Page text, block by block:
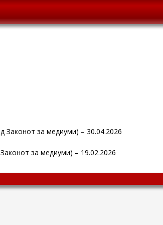
Законот за медиуми) – 30.04.2026
за медиуми) – 19.02.2026